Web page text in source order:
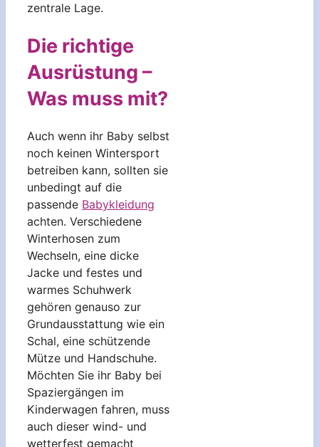
zentrale Lage.
Die richtige
Ausrüstung –
Was muss mit?
Auch wenn ihr Baby selbst
noch keinen Wintersport
betreiben kann, sollten sie
unbedingt auf die
passende Babykleidung
achten. Verschiedene
Winterhosen zum
Wechseln, eine dicke
Jacke und festes und
warmes Schuhwerk
gehören genauso zur
Grundausstattung wie ein
Schal, eine schützende
Mütze und Handschuhe.
Möchten Sie ihr Baby bei
Spaziergängen im
Kinderwagen fahren, muss
auch dieser wind- und
wetterfest gemacht